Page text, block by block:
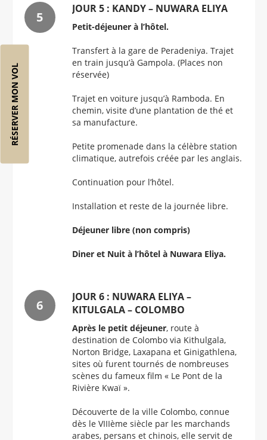
RÉSERVER MON VOL
JOUR 5 : KANDY – NUWARA ELIYA
Petit-déjeuner à l’hôtel.
Transfert à la gare de Peradeniya. Trajet
en train jusqu’à Gampola. (Places non
réservée)
Trajet en voiture jusqu’à Ramboda. En
chemin, visite d’une plantation de thé et
sa manufacture.
Petite promenade dans la célèbre station
climatique, autrefois créée par les anglais.
Continuation pour l’hôtel.
Installation et reste de la journée libre.
Déjeuner libre (non compris)
Diner et Nuit à l’hôtel à Nuwara Eliya.
JOUR 6 : NUWARA ELIYA –
KITULGALA – COLOMBO
Après le petit déjeuner, route à
destination de Colombo via Kithulgala,
Norton Bridge, Laxapana et Ginigathlena,
sites où furent tournés de nombreuses
scènes du fameux film « Le Pont de la
Rivière Kwaï ».
Découverte de la ville Colombo, connue
dès le VIIIème siècle par les marchands
arabes, persans et chinois, elle servit de